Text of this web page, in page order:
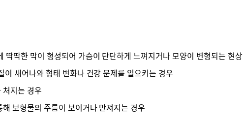
딱딱한 막이 형성되어 가슴이 단단하게 느껴지거나 모양이 변형되는 현상
이 새어나와 형태 변화나 건강 문제를 일으키는 경우
처지는 경우
해 보형물의 주름이 보이거나 만져지는 경우